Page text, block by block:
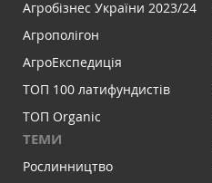
Агробізнес України 2023/24
Агрополігон
АгроЕкспедиція
ТОП 100 латифундистів
ТОП Organic
ТЕМИ
Рослинництво